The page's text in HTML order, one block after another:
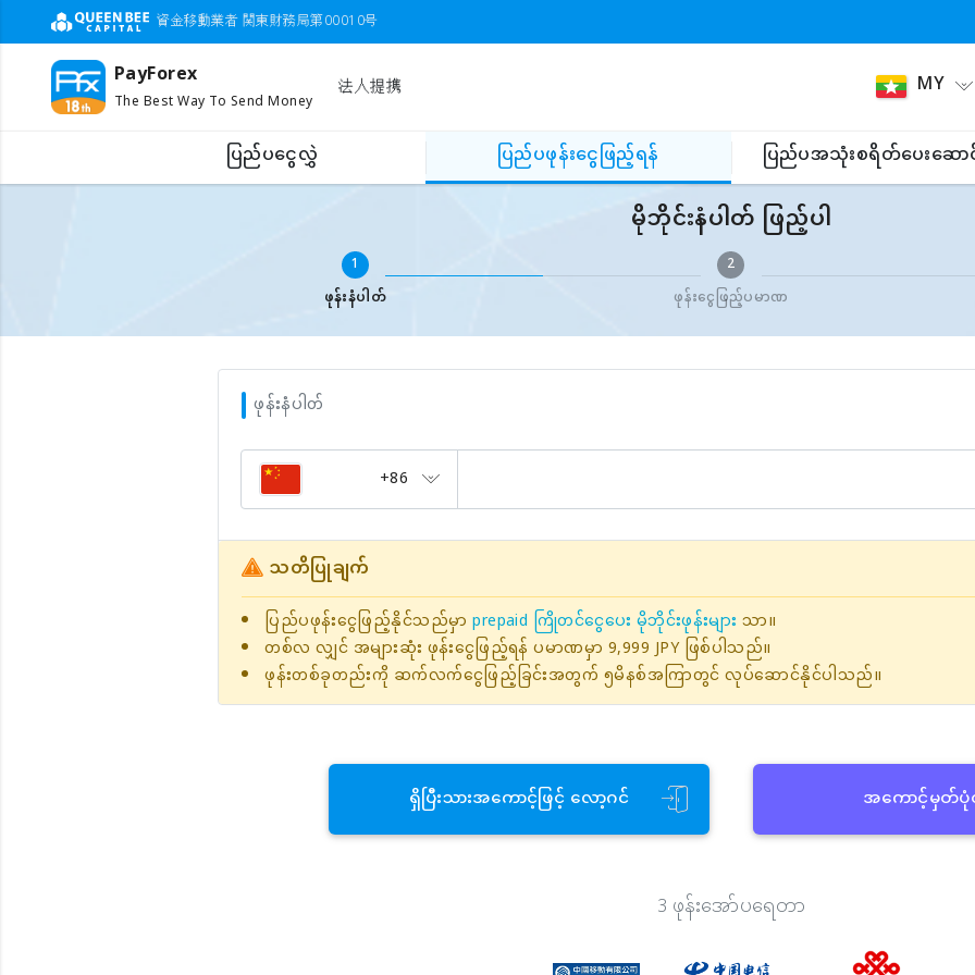
資金移動業者 関東財務局第00010号
PayForex
The Best Way To Send Money 法人提携 MY
ပြည်ပငွေလွှဲ
ပြည်ပဖုန်းငွေဖြည့်ရန် ပြည်ပအသုံးစရိတ်ပေးဆော
မိုဘိုင်းနံပါတ် ဖြည့်ပါ
မိုဘိုင်းနံပါတ် ဖြည့်ပါ
1
ဖုန်းနံပါတ်
2
ဖုန်းငွေဖြည့်ပမာဏ
ဖုန်းနံပါတ်
+86
သတိပြုချက်
ပြည်ပဖုန်းငွေဖြည့်နိုင်သည်မှာprepaid ကြိုတင်ငွေပေး မိုဘိုင်းဖုန်းများသာ။
တစ်လ လျှင် အများဆုံး ဖုန်းငွေဖြည့်ရန် ပမာဏမှာ 9,999 JPY ဖြစ်ပါသည်။
ဖုန်းတစ်ခုတည်းကို ဆက်လက်ငွေဖြည့်ခြင်းအတွက် ၅မိနစ်အကြာတွင် လုပ်ဆောင်နိုင်ပါသည်။
ရှိပြီးသားအကောင့်ဖြင့် လော့ဂင် အကောင့်မှတ်
3 ဖုန်းအော်ပရေတာ